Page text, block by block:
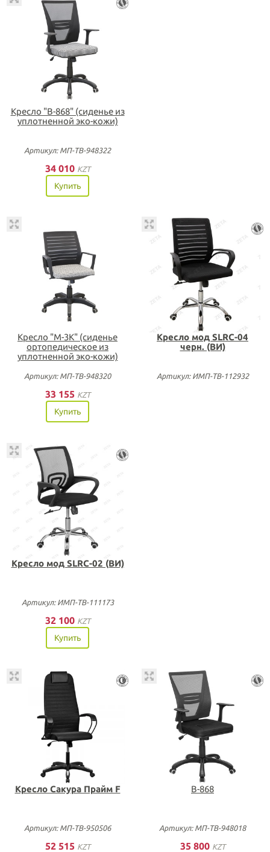
Кресло "В-868" (сиденье из
уплотненной эко-кожи)
Артикул: МП-ТВ-948322
34 010 KZT
Купить
Кресло "М-3К" (сиденье
ортопедическое из
уплотненной эко-кожи)
Артикул: МП-ТВ-948320
33 155 KZT
Купить
Кресло мод SLRC-04
черн. (ВИ)
Артикул: ИМП-ТВ-112932
Кресло мод SLRC-02 (ВИ)
Артикул: ИМП-ТВ-111173
32 100 KZT
Купить
Кресло Сакура Прайм F
Артикул: МП-ТВ-950506
52 515 KZT
B-868
Артикул: МП-ТВ-948018
35 800 KZT